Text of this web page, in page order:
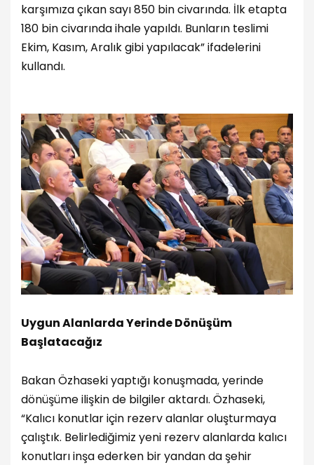
karşımıza çıkan sayı 850 bin civarında. İlk etapta
180 bin civarında ihale yapıldı. Bunların teslimi
Ekim, Kasım, Aralık gibi yapılacak” ifadelerini
kullandı.
Uygun Alanlarda Yerinde Dönüşüm
Başlatacağız
Bakan Özhaseki yaptığı konuşmada, yerinde
dönüşüme ilişkin de bilgiler aktardı. Özhaseki,
“Kalıcı konutlar için rezerv alanlar oluşturmaya
çalıştık. Belirlediğimiz yeni rezerv alanlarda kalıcı
konutları inşa ederken bir yandan da şehir